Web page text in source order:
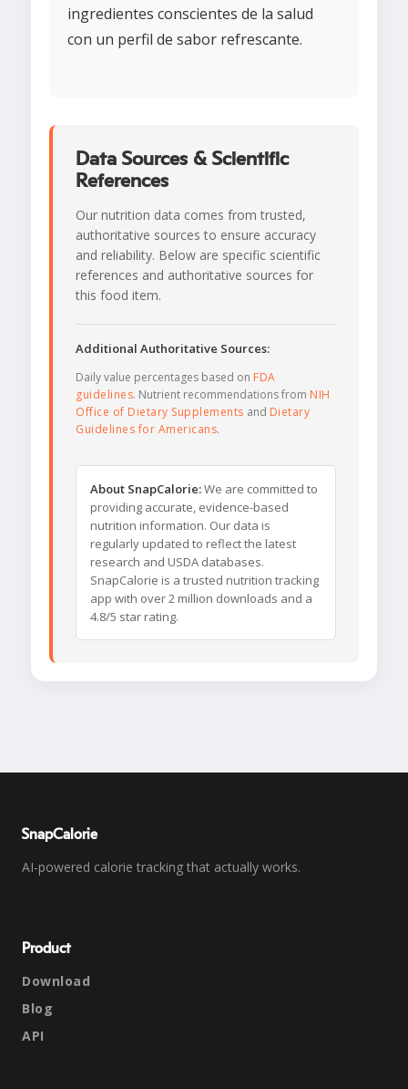
ingredientes conscientes de la salud
con un perfil de sabor refrescante.
Data Sources & Scientific
References
Our nutrition data comes from trusted,
authoritative sources to ensure accuracy
and reliability. Below are specific scientific
references and authoritative sources for
this food item.
Additional Authoritative Sources:
Daily value percentages based on FDA
guidelines. Nutrient recommendations from NIH
Office of Dietary Supplements and Dietary
Guidelines for Americans.
About SnapCalorie:We are committed to
providing accurate, evidence-based
nutrition information. Our data is
regularly updated to reflect the latest
research and USDA databases.
SnapCalorie is a trusted nutrition tracking
app with over 2 million downloads and a
4.8/5 star rating.
SnapCalorie
AI-powered calorie tracking that actually works.
Product
Download
Blog
API